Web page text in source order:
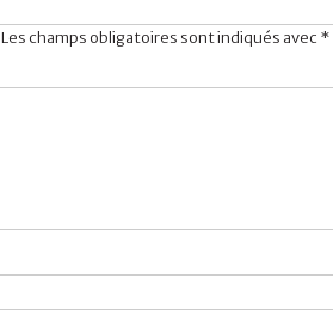
Les champs obligatoires sont indiqués avec *